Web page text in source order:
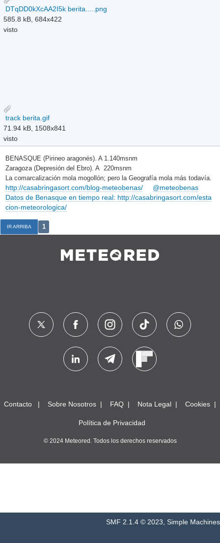
DTqDD0kXcAA2I5k berita.....png
585.8 kB, 684x422
visto
track berita.gif
71.94 kB, 1508x841
visto
BENASQUE (Pirineo aragonés). A 1.140msnm
Zaragoza (Depresión del Ebro). A 220msnm
La comarcalización mola mogollón; pero la Geografía mola más todavía.
http://casabringasort.com/blog-meteobenas/
@meteobenas
Datos de Benasque en tiempo real: http://casabringasort.com/esta
cion-meteorologica/
IR ARRIBA 1
Contacto Sobre Nosotros FAQ Nota Legal Cookies
Política de Privacidad
© 2024 Meteored. Todos los derechos reservados
SMF 2.1.4 © 2023 Simple Machines